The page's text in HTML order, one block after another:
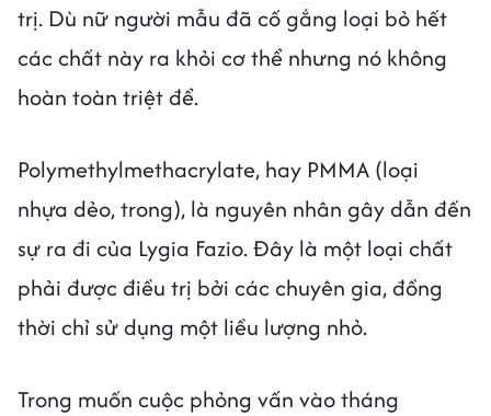
trị. Dù nữ người mẫu đã cố gắng loại bỏ hết
các chất này ra khỏi cơ thể nhưng nó không
hoàn toàn triệt để.
Polymethylmethacrylate, hay PMMA (loại
nhựa dẻo, trong), là nguyên nhân gây dẫn đến
sự ra đi của Lygia Fazio. Đây là một loại chất
phải được điều trị bởi các chuyên gia, đồng
thời chỉ sử dụng một liều lượng nhỏ.
Trong muốn cuộc phỏng vấn vào tháng